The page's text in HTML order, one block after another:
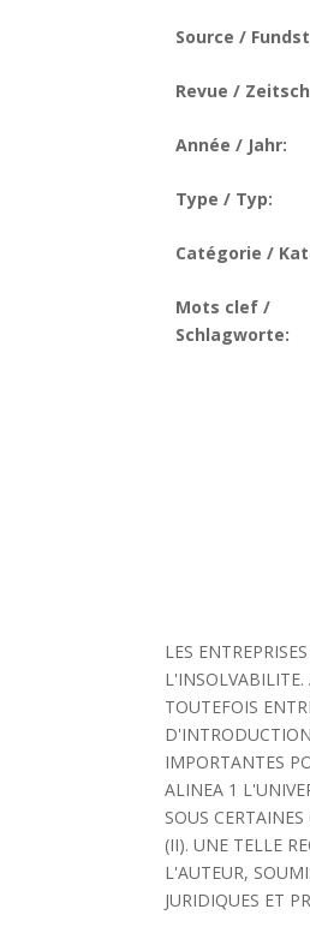
Source /
Revue /
Année / Jahr:
Type / Typ:
Catégorie /
Mots clef /
Schlagworte:
LES
TOUTEFOIS
IMPORTANTES
ALINEA 1
SOUS
(II). UNE TELLE
L'AUTEUR,
JURIDIQUES ET